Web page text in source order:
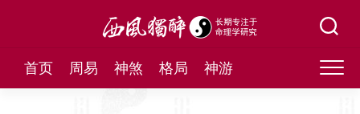
首页 周易 神煞 格局 神游